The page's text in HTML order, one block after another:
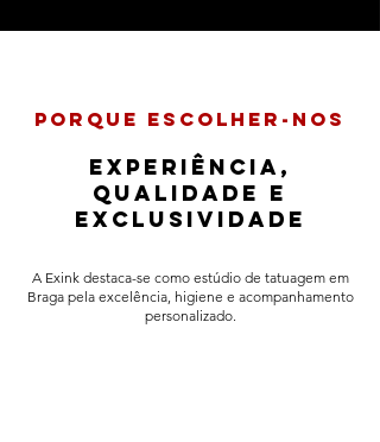
porque escolher-nos
experiência,
qualidade e
exclusividade
A Exink destaca-se como estúdio de tatuagem em
Braga pela excelência, higiene e acompanhamento
personalizado.